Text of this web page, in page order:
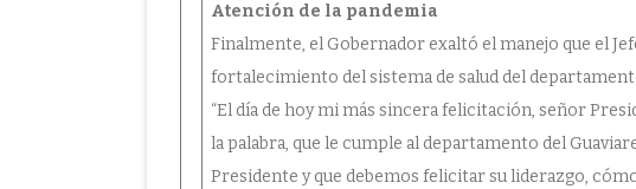
Atención de la pandemia
Finalmente, el Gobernador exaltó el manejo que el
fortalecimiento del sistema de salud del
“El día de hoy mi más sincera felicitación, señor
la palabra, que le cumple al departamento del
Presidente y que debemos felicitar su liderazgo,